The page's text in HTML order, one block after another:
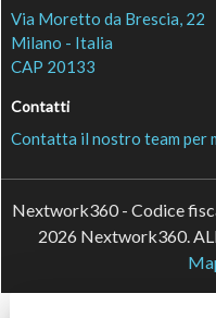
Via Moretto da Brescia, 22
Milano - Italia
CAP 20133
Contatti
Contatta il nostro team per
Nextwork360 - Codice
2026 Nextwork360.